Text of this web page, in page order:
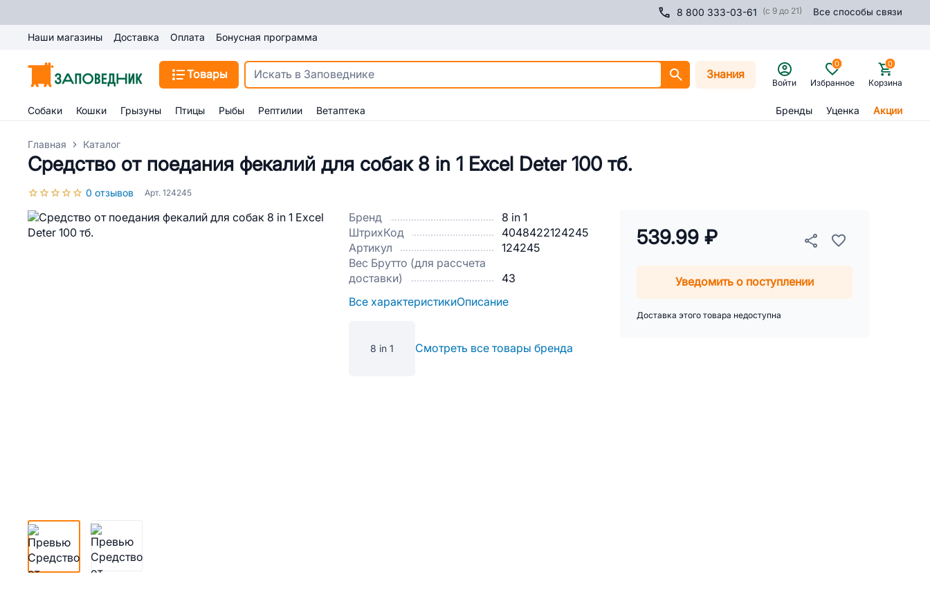
8 800 333-03-61 (с 9 до 21) Все способы связи
Наши магазины Доставка Оплата Бонусная программа
Товары Знания
Войти Избранное
0
Корзина
0
Собаки Кошки Грызуны Птицы Рыбы Рептилии Ветаптека Бренды Уценка Акции
Главная Каталог
Средство от поедания фекалий для собак 8 in 1 Excel Deter 100 тб.
0 отзывов Арт. 124245
Бренд
8 in 1
ШтрихКод
4048422124245
Артикул
124245
Вес Брутто (для рассчета
доставки)
43
Все характеристикиОписание
8 in 1 Смотреть все товары бренда
539.99 ₽
Уведомить о поступлении
Доставка этого товара недоступна